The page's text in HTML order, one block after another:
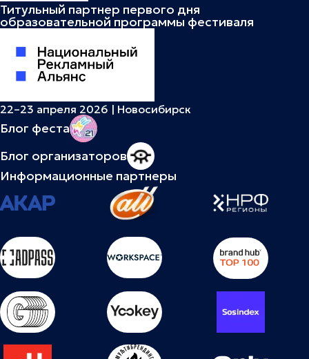
Титульный партнер первого дня
образовательной программы фестиваля
22–23 апреля 2026 | Новосибирск
Блог феста
Блог организаторов
Информационные партнеры